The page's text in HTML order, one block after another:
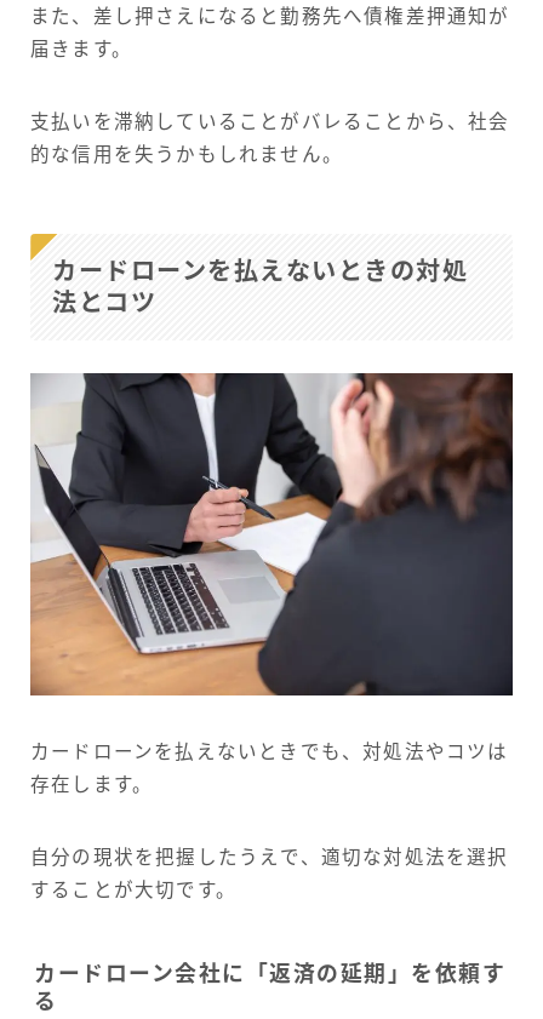
また、差し押さえになると勤務先へ債権差押通知が
届きます。
支払いを滞納していることがバレることから、社会
的な信用を失うかもしれません。
カードローンを払えないときの対処
法とコツ
カードローンを払えないときでも、対処法やコツは
存在します。
自分の現状を把握したうえで、適切な対処法を選択
することが大切です。
カードローン会社に「返済の延期」を依頼す
る